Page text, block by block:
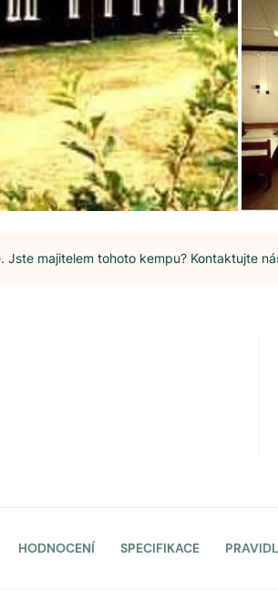
majitelem tohoto kempu? Kontaktujte
HODNOCENÍ SPECIFIKACE